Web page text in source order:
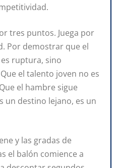
tres puntos. Juega por
Por demostrar que el
ruptura, sino
el talento joven no es
el hambre sigue
un destino lejano, es un
y las gradas de
el balón comience a